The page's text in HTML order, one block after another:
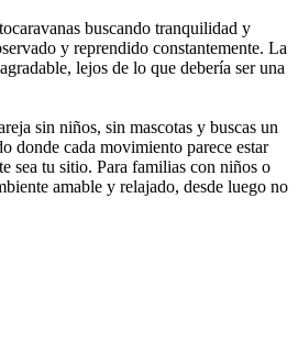
buscando tranquilidad y
y reprendido constantemente. La
lejos de lo que debería ser una
sin niños, sin mascotas y buscas un
donde cada movimiento parece estar
sea tu sitio. Para familias con niños o
amable y relajado, desde luego no